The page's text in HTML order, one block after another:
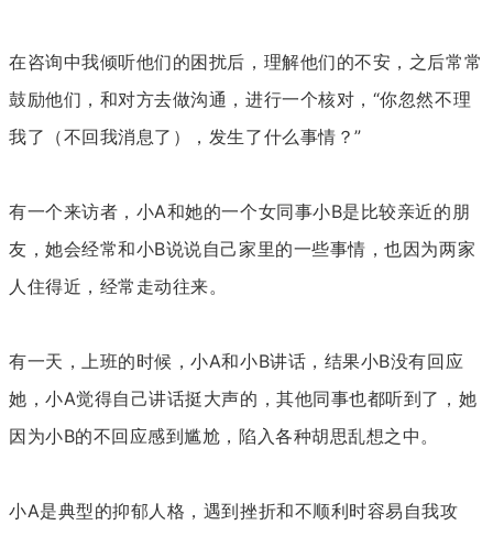
在咨询中我倾听他们的困扰后，理解他们的不安，之后常常
鼓励他们，和对方去做沟通，进行一个核对，“你忽然不理
我了（不回我消息了），发生了什么事情？”
有一个来访者，小A和她的一个女同事小B是比较亲近的朋
友，她会经常和小B说说自己家里的一些事情，也因为两家
人住得近，经常走动往来。
有一天，上班的时候，小A和小B讲话，结果小B没有回应
她，小A觉得自己讲话挺大声的，其他同事也都听到了，她
因为小B的不回应感到尴尬，陷入各种胡思乱想之中。
小A是典型的抑郁人格，遇到挫折和不顺利时容易自我攻